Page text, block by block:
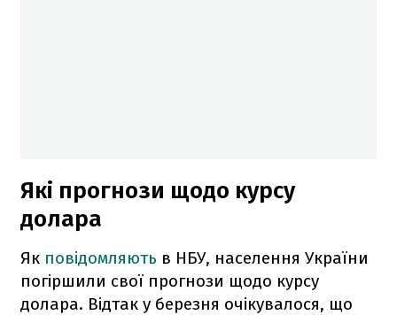
Які прогнози щодо курсу
долара
Як повідомляють в НБУ, населення України
погіршили свої прогнози щодо курсу
долара. Відтак у березня очікувалося, що